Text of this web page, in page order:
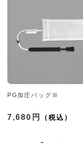
PG加圧バッグⅢ
7,680円